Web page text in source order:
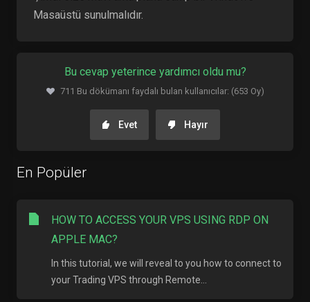
Masaüstü sunulmalıdır.
Bu cevap yeterince yardımcı oldu mu?
711 Bu dökümanı faydalı bulan kullanıcılar: (653 Oy)
Evet Hayır
En Popüler
HOW TO ACCESS YOUR VPS USING RDP ON
APPLE MAC?
In this tutorial, we will reveal to you how to connect to
your Trading VPS through Remote...